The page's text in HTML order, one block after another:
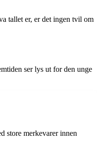
tallet er, er det ingen tvil om
ser lys ut for den unge
store merkevarer innen